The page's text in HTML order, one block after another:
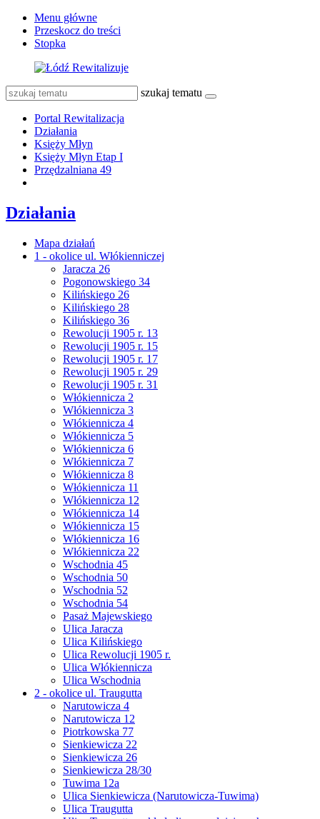
Menu główne
Przeskocz do treści
Stopka
szukaj tematu
Portal Rewitalizacja
Działania
Księży Młyn
Księży Młyn Etap I
Przędzalniana 49
Działania
Mapa działań
1 - okolice ul. Włókienniczej
Jaracza 26
Pogonowskiego 34
Kilińskiego 26
Kilińskiego 28
Kilińskiego 36
Rewolucji 1905 r. 13
Rewolucji 1905 r. 15
Rewolucji 1905 r. 17
Rewolucji 1905 r. 29
Rewolucji 1905 r. 31
Włókiennicza 2
Włókiennicza 3
Włókiennicza 4
Włókiennicza 5
Włókiennicza 6
Włókiennicza 7
Włókiennicza 8
Włókiennicza 11
Włókiennicza 12
Włókiennicza 14
Włókiennicza 15
Włókiennicza 16
Włókiennicza 22
Wschodnia 45
Wschodnia 50
Wschodnia 52
Wschodnia 54
Pasaż Majewskiego
Ulica Jaracza
Ulica Kilińskiego
Ulica Rewolucji 1905 r.
Ulica Włókiennicza
Ulica Wschodnia
2 - okolice ul. Traugutta
Narutowicza 4
Narutowicza 12
Piotrkowska 77
Sienkiewicza 22
Sienkiewicza 26
Sienkiewicza 28/30
Tuwima 12a
Ulica Sienkiewicza (Narutowicza-Tuwima)
Ulica Traugutta